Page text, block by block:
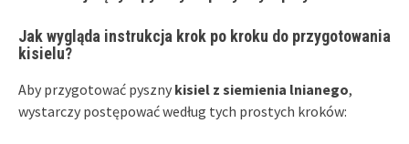
Jak wygląda instrukcja krok po kroku do przygotowania
kisielu?
Aby przygotować pyszny kisiel z siemienia lnianego,
wystarczy postępować według tych prostych kroków: